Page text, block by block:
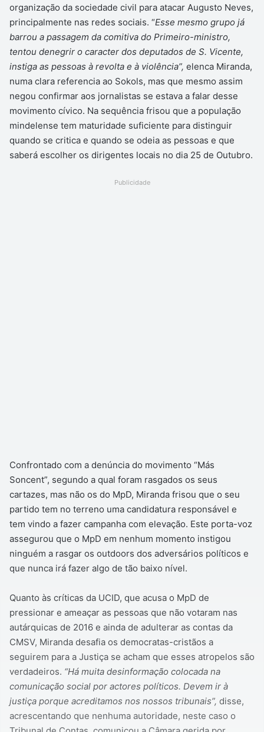
organização da sociedade civil para atacar Augusto Neves,
principalmente nas redes sociais. “Esse mesmo grupo já
barrou a passagem da comitiva do Primeiro-ministro,
tentou denegrir o caracter dos deputados de S. Vicente,
instiga as pessoas à revolta e à violência”, elenca Miranda,
numa clara referencia ao Sokols, mas que mesmo assim
negou confirmar aos jornalistas se estava a falar desse
movimento cívico. Na sequência frisou que a população
mindelense tem maturidade suficiente para distinguir
quando se critica e quando se odeia as pessoas e que
saberá escolher os dirigentes locais no dia 25 de Outubro.
Publicidade
Confrontado com a denúncia do movimento “Más
Soncent”, segundo a qual foram rasgados os seus
cartazes, mas não os do MpD, Miranda frisou que o seu
partido tem no terreno uma candidatura responsável e
tem vindo a fazer campanha com elevação. Este porta-voz
assegurou que o MpD em nenhum momento instigou
ninguém a rasgar os outdoors dos adversários políticos e
que nunca irá fazer algo de tão baixo nível.
Quanto às críticas da UCID, que acusa o MpD de
pressionar e ameaçar as pessoas que não votaram nas
autárquicas de 2016 e ainda de adulterar as contas da
CMSV, Miranda desafia os democratas-cristãos a
seguirem para a Justiça se acham que esses atropelos são
verdadeiros. “Há muita desinformação colocada na
comunicação social por actores políticos. Devem ir à
justiça porque acreditamos nos nossos tribunais”, disse,
acrescentando que nenhuma autoridade, neste caso o